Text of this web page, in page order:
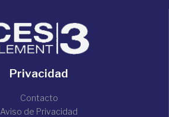
Privacidad
Contacto
Aviso de Privacidad